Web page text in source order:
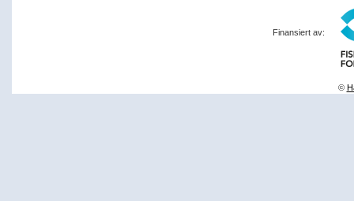
Finansiert av:
©